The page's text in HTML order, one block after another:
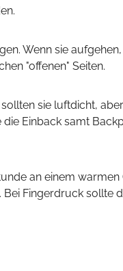
"offenen" Seiten.
Einback samt
Fingerdruck sollte